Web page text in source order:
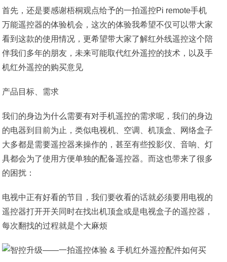
首先，还是要感谢梧桐观点给予的一拍遥控Pi remote手机
万能遥控器的体验机会，这次的体验我希望不仅可以带大家
看到这款的使用情况，更希望带大家了解红外线遥控这个陪
伴我们多年的朋友，未来可能取代红外遥控的技术，以及手
机红外遥控的购买意见
产品目标、需求
我们的身边为什么需要有对手机遥控的需求呢，我们的身边
的电器到目前为止，类似电视机、空调、机顶盒、网络盒子
大多都是需要遥控器来操作的，甚至有些投影仪、音响、灯
具都会为了使用方便单独的配备遥控器。而这也带来了很多
的困扰：
电视中正有好看的节目，我们要收看的话就必须要用电视的
遥控器打开开关同时在找出机顶盒或是电视盒子的遥控器，
每次翻找的过程就是个大麻烦